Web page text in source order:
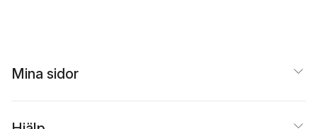
Mina sidor